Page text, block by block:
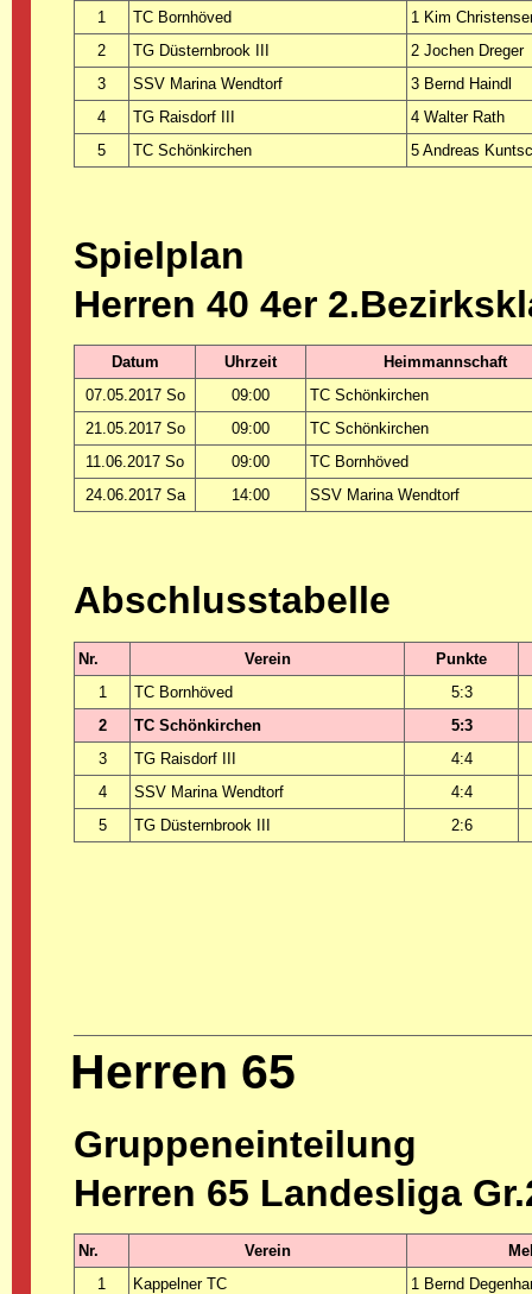
1
TC Bornhöved
1 Kim
2
TG Düsternbrook III
2 Jochen Dreger
3
SSV Marina Wendtorf
3 Bernd Haindl
4
TG Raisdorf III
4 Walter Rath
5
TC Schönkirchen 5 Andreas
Spielplan
Herren 40 4er
Datum Uhrzeit
Heimmannschaft
07.05.2017 So
09:00
TC Schönkirchen
21.05.2017 So
09:00
TC Schönkirchen
11.06.2017 So
09:00
TC Bornhöved
24.06.2017 Sa
14:00 SSV Marina Wendtorf
Abschlusstabelle
Nr. Verein
Punkte
1
TC Bornhöved
5:3
2
TC Schönkirchen
5:3
3
TG Raisdorf III
4:4
4
SSV Marina Wendtorf
4:4
5
TG Düsternbrook III 2:6
Herren 65
Gruppeneinteilung
Herren 65 Landesliga
Nr. Verein
1
Kappelner TC
1 Bernd